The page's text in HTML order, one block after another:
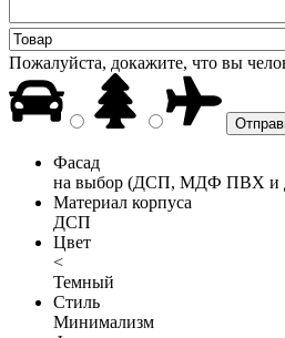
Пожалуйста, докажите, что вы
Фасад
на выбор (ДСП, МДФ ПВХ и
Материал корпуса
ДСП
Цвет
<
Темный
Стиль
Минимализм